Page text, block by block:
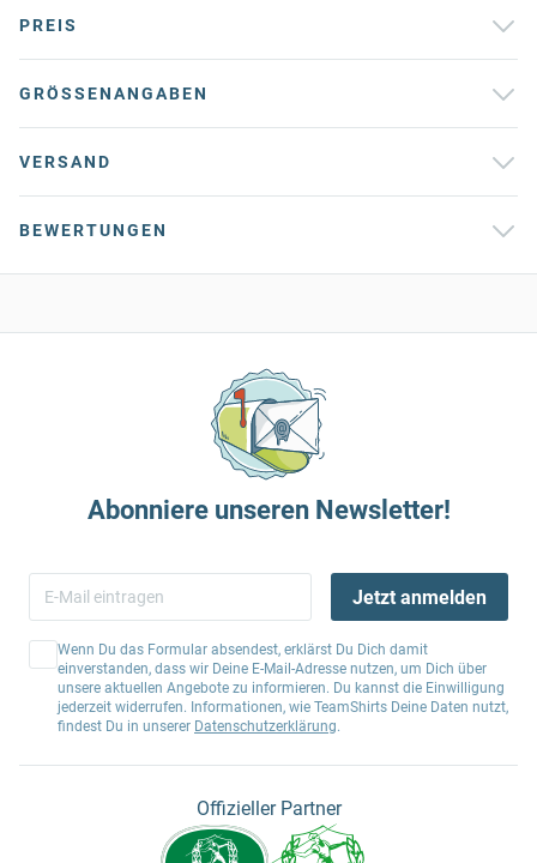
PREIS
GRÖSSENANGABEN
VERSAND
BEWERTUNGEN
Abonniere unseren Newsletter!
Jetzt anmelden
Wenn Du das Formular absendest, erklärst Du Dich damit
einverstanden, dass wir Deine E-Mail-Adresse nutzen, um Dich über
unsere aktuellen Angebote zu informieren. Du kannst die Einwilligung
jederzeit widerrufen. Informationen, wie TeamShirts Deine Daten nutzt,
findest Du in unserer Datenschutzerklärung.
Offizieller Partner